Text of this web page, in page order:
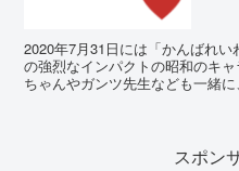
2020年7月31日には「かんばれ
の強烈なインパクトの昭和のキ
ちゃんやガンツ先生なども一緒
スポン